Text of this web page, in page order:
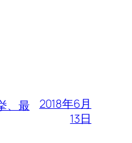
、最
2018年6月
13日